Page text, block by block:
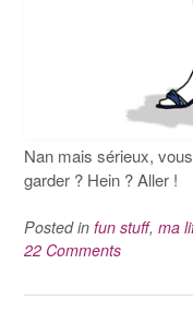
Nan mais sérieux,
garder ? Hein ? Aller !
Posted in fun stuff, ma
22 Comments